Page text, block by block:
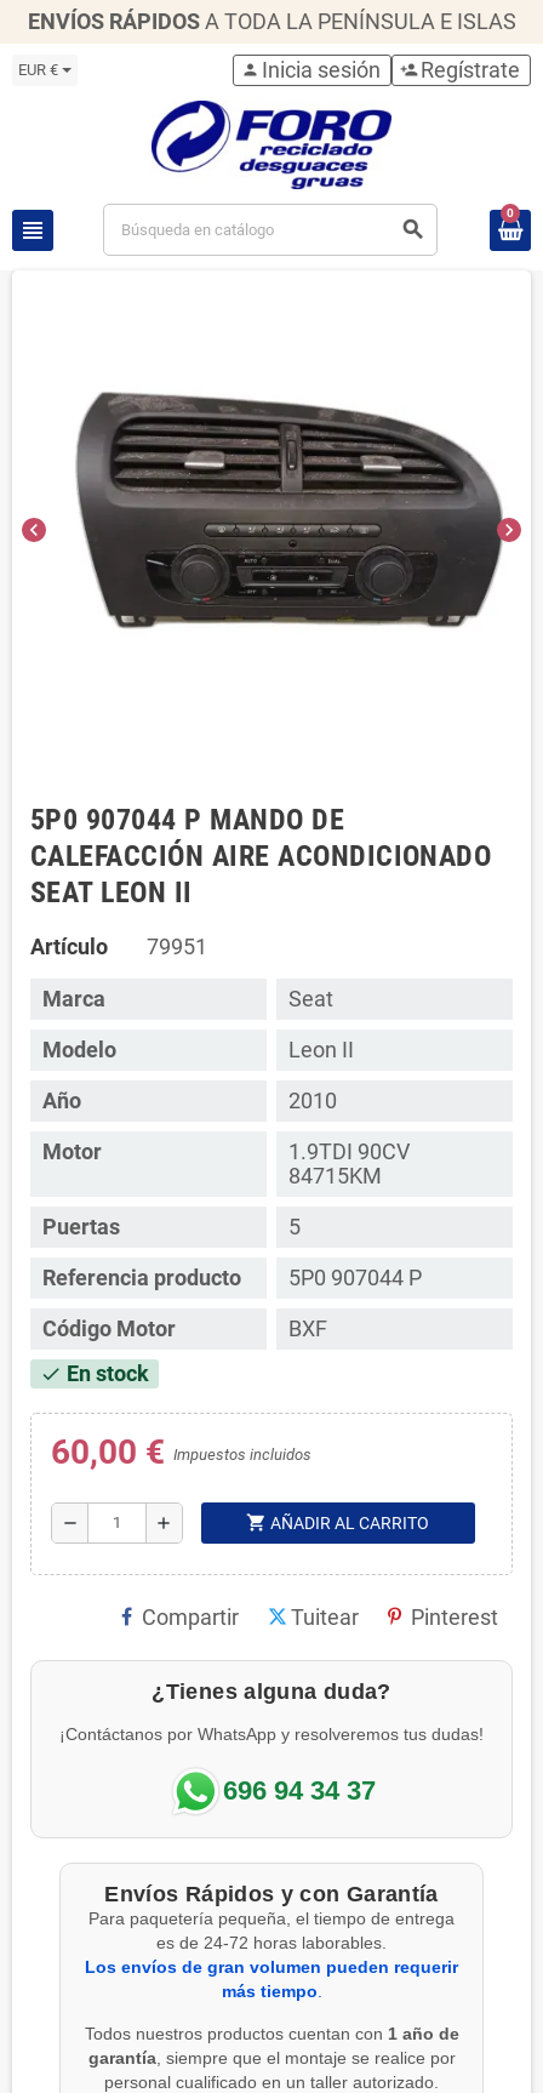
ENVÍOS RÁPIDOS A TODA LA PENÍNSULA E ISLAS
EUR €
view_headline search
person Inicia sesión person_add Regístrate
0
chevron_left chevron_right
5P0 907044 P MANDO DE
CALEFACCIÓN AIRE ACONDICIONADO
SEAT LEON II
Artículo 79951
Marca
Seat
Modelo
Leon II
Año
2010
Motor
1.9TDI 90CV
84715KM
Puertas
5
Referencia producto
5P0 907044 P
Código Motor
BXF
check En stock
60,00 € Impuestos incluidos
remove add shopping_cart AÑADIR AL CARRITO
Compartir Tuitear Pinterest
¿Tienes alguna duda?
¡Contáctanos por WhatsApp y resolveremos tus dudas!
696 94 34 37
Envíos Rápidos y con Garantía
Para paquetería pequeña, el tiempo de entrega
es de 24-72 horas laborables.
Los envíos de gran volumen pueden requerir
más tiempo
Todos nuestros productos cuentan con 1 año de
garantía, siempre que el montaje se realice por
personal cualificado en un taller autorizado.